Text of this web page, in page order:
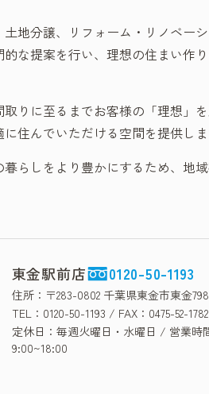
地分譲、リフォーム・リノベー
な提案を行い、理想の住まい作
りに至るまでお客様の「理想」
住んでいただける空間を提供しま
らしをより豊かにするため、地
東金駅前店 0120-50-1193
住所：〒283-0802 千葉県東金市東金
TEL：0120-50-1193 / FAX：0475-52-1782
定休日：毎週火曜日・水曜日 / 営業時
9:00~18:00